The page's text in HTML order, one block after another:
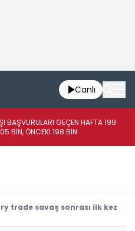
Canlı
BAŞVURULARI GEÇEN HAFTA 199
BİN, ÖNCEKİ 198 BİN
trade savaş sonrası ilk kez